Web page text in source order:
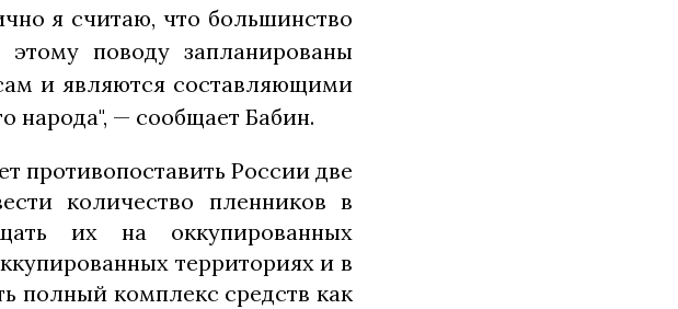
я считаю, что большинство
поводу запланированы
и являются составляющими
народа", — сообщает Бабин.
противопоставить России две
количество пленников в
их на оккупированных
территориях и в
полный комплекс средств как